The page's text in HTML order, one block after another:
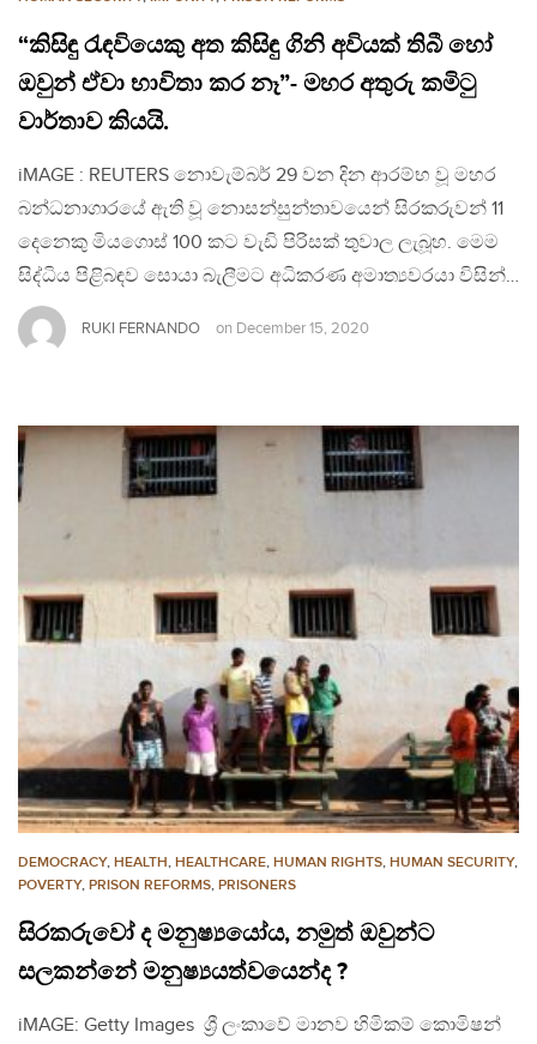
“කිසිඳු රැඳවියෙකු අත කිසිඳු ගිනි අවියක් තිබී හෝ
ඔවුන් ඒවා භාවිතා කර නෑ”- මහර අතුරු කමිටු
වාර්තාව කියයි.
iMAGE : REUTERS නොවැම්බර් 29 වන දින ආරම්භ වූ මහර
බන්ධනාගාරයේ ඇති වූ නොසන්සුන්තාවයෙන් සිරකරුවන් 11
දෙනෙකු මියගොස් 100 කට වැඩි පිරිසක් තුවාල ලැබූහ. මෙම
සිද්ධිය පිළිබඳව සොයා බැලීමට අධිකරණ අමාත්‍යවරයා විසින්…
RUKI FERNANDO on December 15, 2020
DEMOCRACY, HEALTH, HEALTHCARE, HUMAN RIGHTS, HUMAN SECURITY,
POVERTY, PRISON REFORMS, PRISONERS
සිරකරුවෝ ද මනුෂ්‍යයෝය, නමුත් ඔවුන්ට
සලකන්නේ මනුෂ්‍යයත්වයෙන්ද ?
iMAGE: Getty Images ශ්‍රී ලංකාවේ මානව හිමිකම් කොමිෂන්